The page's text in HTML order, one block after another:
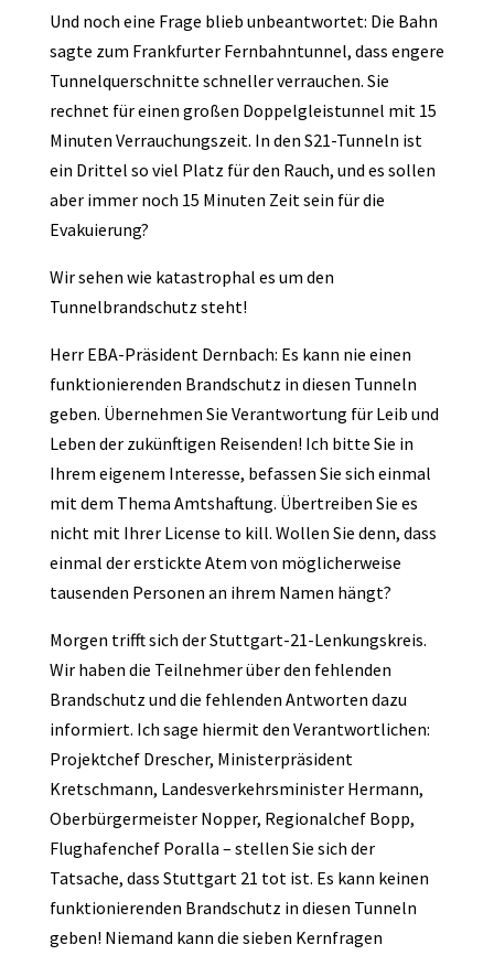
Und noch eine Frage blieb unbeantwortet: Die Bahn
sagte zum Frankfurter Fernbahntunnel, dass engere
Tunnelquerschnitte schneller verrauchen. Sie
rechnet für einen großen Doppelgleistunnel mit 15
Minuten Verrauchungszeit. In den S21-Tunneln ist
ein Drittel so viel Platz für den Rauch, und es sollen
aber immer noch 15 Minuten Zeit sein für die
Evakuierung?
Wir sehen wie katastrophal es um den
Tunnelbrandschutz steht!
Herr EBA-Präsident Dernbach: Es kann nie einen
funktionierenden Brandschutz in diesen Tunneln
geben. Übernehmen Sie Verantwortung für Leib und
Leben der zukünftigen Reisenden! Ich bitte Sie in
Ihrem eigenem Interesse, befassen Sie sich einmal
mit dem Thema Amtshaftung. Übertreiben Sie es
nicht mit Ihrer License to kill. Wollen Sie denn, dass
einmal der erstickte Atem von möglicherweise
tausenden Personen an ihrem Namen hängt?
Morgen trifft sich der Stuttgart-21-Lenkungskreis.
Wir haben die Teilnehmer über den fehlenden
Brandschutz und die fehlenden Antworten dazu
informiert. Ich sage hiermit den Verantwortlichen:
Projektchef Drescher, Ministerpräsident
Kretschmann, Landesverkehrsminister Hermann,
Oberbürgermeister Nopper, Regionalchef Bopp,
Flughafenchef Poralla – stellen Sie sich der
Tatsache, dass Stuttgart 21 tot ist. Es kann keinen
funktionierenden Brandschutz in diesen Tunneln
geben! Niemand kann die sieben Kernfragen